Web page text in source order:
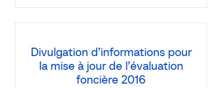
Divulgation d’informations pour
la mise à jour de l’évaluation
foncière 2016